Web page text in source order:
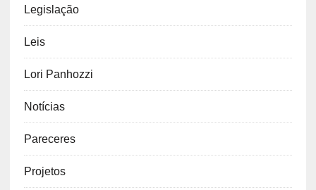
Legislação
Leis
Lori Panhozzi
Notícias
Pareceres
Projetos